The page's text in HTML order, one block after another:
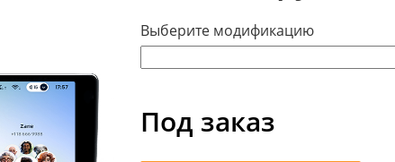
Выберите модификацию
Под заказ